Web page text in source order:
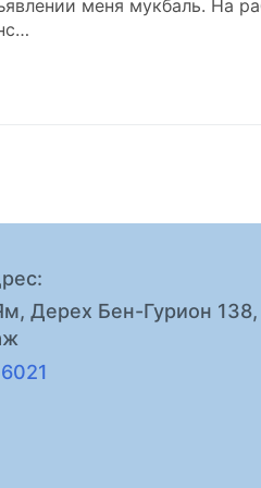
меня мукбаль. На
Дерех Бен-Гурион 138,